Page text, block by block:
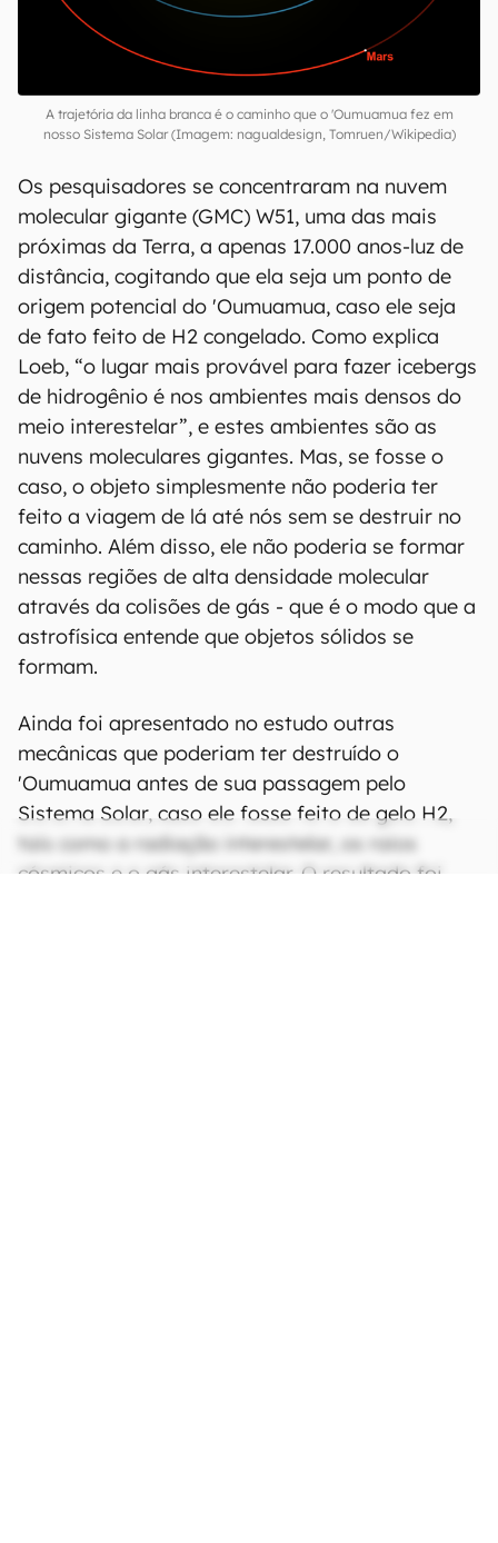
A trajetória da linha branca é o caminho que o 'Oumuamua fez em
nosso Sistema Solar (Imagem: nagualdesign, Tomruen/Wikipedia)
Os pesquisadores se concentraram na nuvem
molecular gigante (GMC) W51, uma das mais
próximas da Terra, a apenas 17.000 anos-luz de
distância, cogitando que ela seja um ponto de
origem potencial do 'Oumuamua, caso ele seja
de fato feito de H2 congelado. Como explica
Loeb, “o lugar mais provável para fazer icebergs
de hidrogênio é nos ambientes mais densos do
meio interestelar”, e estes ambientes são as
nuvens moleculares gigantes. Mas, se fosse o
caso, o objeto simplesmente não poderia ter
feito a viagem de lá até nós sem se destruir no
caminho. Além disso, ele não poderia se formar
nessas regiões de alta densidade molecular
através da colisões de gás - que é o modo que a
astrofísica entende que objetos sólidos se
formam.
Ainda foi apresentado no estudo outras
mecânicas que poderiam ter destruído o
'Oumuamua antes de sua passagem pelo
Sistema Solar, caso ele fosse feito de gelo H2,
tais como a radiação interestelar, os raios
cósmicos e o gás interestelar. O resultado foi